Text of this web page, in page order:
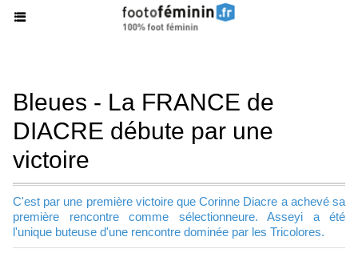
Bleues - La FRANCE de
DIACRE débute par une
victoire
C'est par une première victoire que Corinne Diacre a achevé sa
première rencontre comme sélectionneure. Asseyi a été
l'unique buteuse d'une rencontre dominée par les Tricolores.